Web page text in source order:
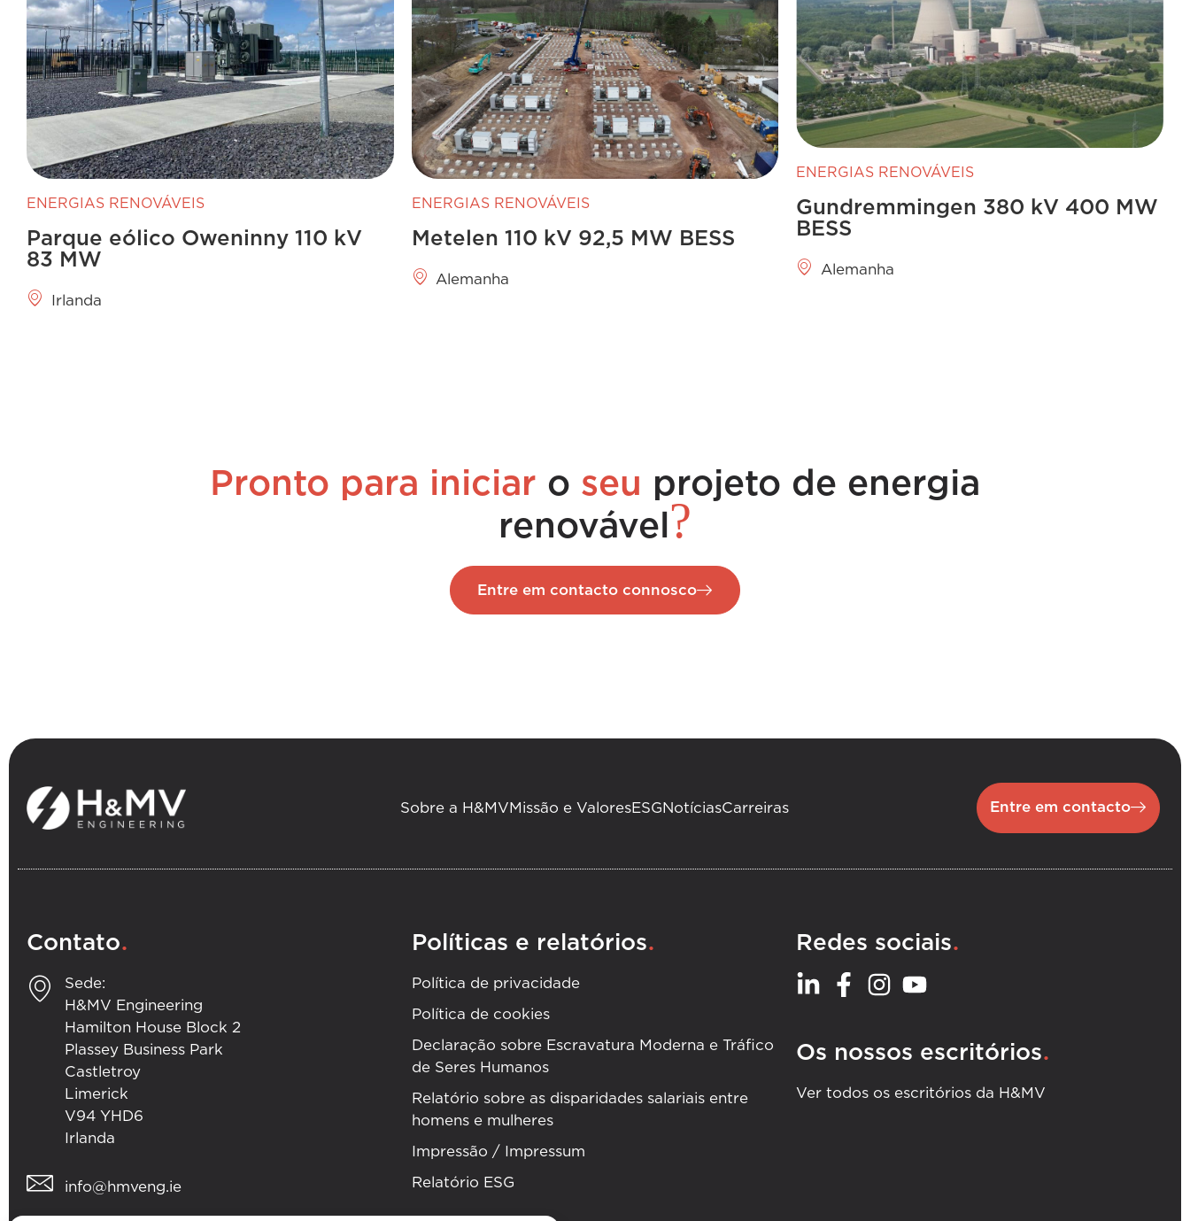
ENERGIAS RENOVÁVEIS
Parque eólico Oweninny 110 kV
83 MW
Irlanda
ENERGIAS RENOVÁVEIS
Metelen 110 kV 92,5 MW BESS
Alemanha
ENERGIAS RENOVÁVEIS
Gundremmingen 380 kV 400 MW
BESS
Alemanha
Pronto para iniciar o seu projeto de energia
renovável ?
Entre em contacto connosco
Sobre a H&MV Missão e ValoresESG NotíciasCarreiras Entre em contacto
Contato.
Sede:
H&MV Engineering
Hamilton House Block 2
Plassey Business Park
Castletroy
Limerick
V94 YHD6
Irlanda
info@hmveng.ie
Políticas e relatórios.
Política de privacidade
Política de cookies
Declaração sobre Escravatura Moderna e Tráfico
de Seres Humanos
Relatório sobre as disparidades salariais entre
homens e mulheres
Impressão / Impressum
Relatório ESG
Redes sociais.
Os nossos escritórios.
Ver todos os escritórios da H&MV